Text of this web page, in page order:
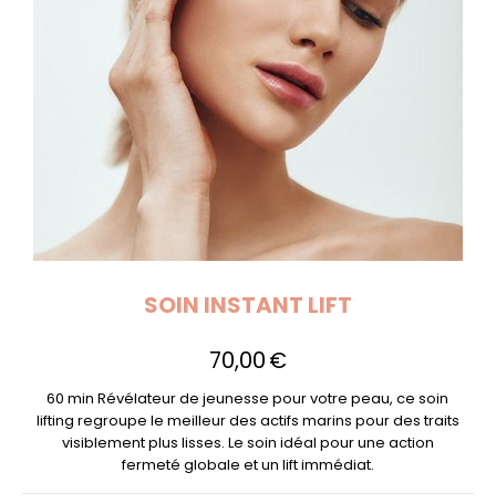
SOIN INSTANT LIFT
70,00€
60 min Révélateur de jeunesse pour votre peau, ce soin
lifting regroupe le meilleur des actifs marins pour des traits
visiblement plus lisses. Le soin idéal pour une action
fermeté globale et un lift immédiat.